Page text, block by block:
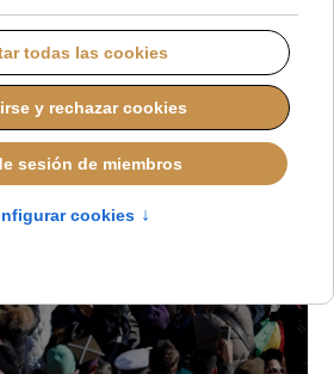
2025 16:45